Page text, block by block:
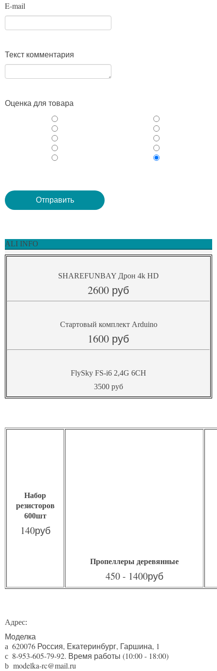
E-mail
Текст комментария
Оценка для товара
ALI INFO
SHAREFUNBAY Дрон 4k HD
2600 руб
Стартовый комплект Arduino
1600 руб
FlySky FS-i6 2,4G 6CH
3500 руб
Набор
резисторов
600шт
140руб
Пропеллеры деревянные
450 - 1400руб
Адрес:
Моделка
a 620076 Россия, Екатеринбург, Гаршина, 1
c 8-953-605-79-92. Время работы (10:00 - 18:00)
b modelka-rc@mail.ru